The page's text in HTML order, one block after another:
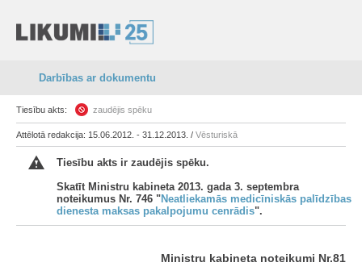
Darbības ar dokumentu
Tiesību akts: zaudējis spēku
Attēlotā redakcija: 15.06.2012. - 31.12.2013. / Vēsturiskā
Tiesību akts ir zaudējis spēku.
Skatīt Ministru kabineta 2013. gada 3. septembra
noteikumus Nr. 746 "Neatliekamās medicīniskās palīdzības
dienesta maksas pakalpojumu cenrādis".
Ministru kabineta noteikumi Nr.81